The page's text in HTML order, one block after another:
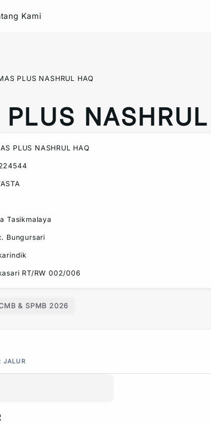
Kami
PLUS NASHRUL HAQ
PLUS
PLUS NASHRUL HAQ
Tasikmalaya
Bungursari
RT/RW 002/006
& SPMB 2026
JALUR